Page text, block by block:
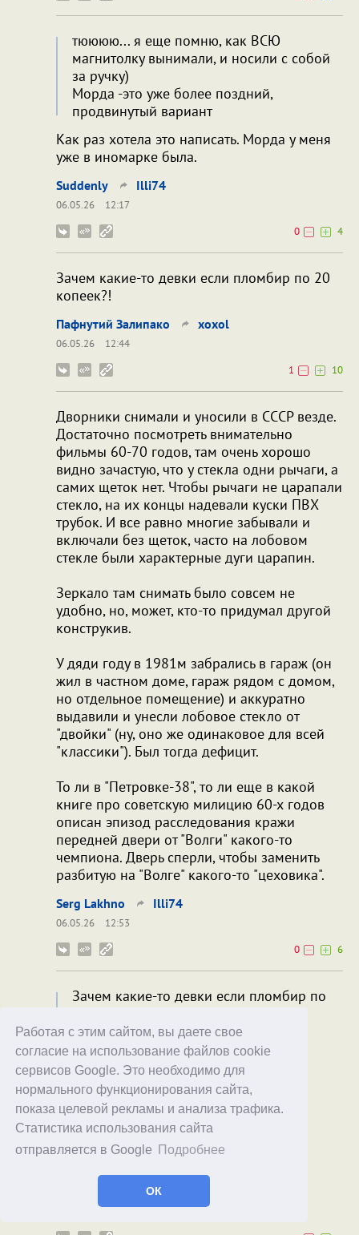
Работая с этим сайтом, вы даете свое
согласие на использование файлов cookie
сервисов Google. Это необходимо для
нормального функционирования сайта,
показа целевой рекламы и анализа трафика.
Статистика использования сайта
отправляется в Google
Подробнее
ОК
тюююю... я еще помню, как ВСЮ
магнитолку вынимали, и носили с собой
за ручку)
Морда -это уже более поздний,
продвинутый вариант
Как раз хотела это написать. Морда у меня
уже в иномарке была.
Suddenly Illi74
06.05.26
12:17
0
4
Зачем какие-то девки если пломбир по 20
копеек?!
Пафнутий Залипако xoxol
06.05.26
12:44
1
10
Дворники снимали и уносили в СССР везде.
Достаточно посмотреть внимательно
фильмы 60-70 годов, там очень хорошо
видно зачастую, что у стекла одни рычаги, а
самих щеток нет. Чтобы рычаги не царапали
стекло, на их концы надевали куски ПВХ
трубок. И все равно многие забывали и
включали без щеток, часто на лобовом
стекле были характерные дуги царапин.
Зеркало там снимать было совсем не
удобно, но, может, кто-то придумал другой
конструкив.
У дяди году в 1981м забрались в гараж (он
жил в частном доме, гараж рядом с домом,
но отдельное помещение) и аккуратно
выдавили и унесли лобовое стекло от
"двойки" (ну, оно же одинаковое для всей
"классики"). Был тогда дефицит.
То ли в "Петровке-38", то ли еще в какой
книге про советскую милицию 60-х годов
описан эпизод расследования кражи
передней двери от "Волги" какого-то
чемпиона. Дверь сперли, чтобы заменить
разбитую на "Волге" какого-то "цеховика".
Serg Lakhno Illi74
06.05.26
12:53
0
6
Зачем какие-то девки если пломбир по
Пафнутий Залипако
12:58